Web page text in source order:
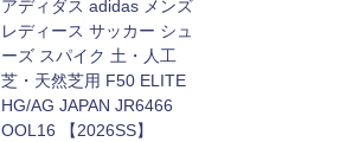
アディダス adidas メンズ
レディース サッカー シュ
ーズ スパイク 土・人工
芝・天然芝用 F50 ELITE
HG/AG JAPAN JR6466
OOL16 【2026SS】